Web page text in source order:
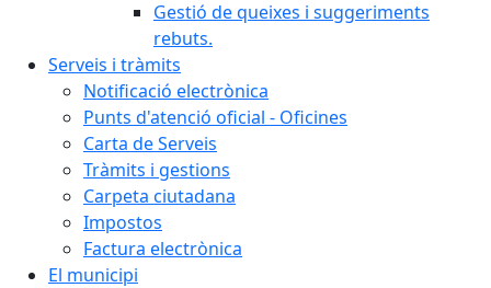
Gestió de queixes i suggeriments
rebuts.
Serveis i tràmits
Notificació electrònica
Punts d'atenció oficial - Oficines
Carta de Serveis
Tràmits i gestions
Carpeta ciutadana
Impostos
Factura electrònica
El municipi